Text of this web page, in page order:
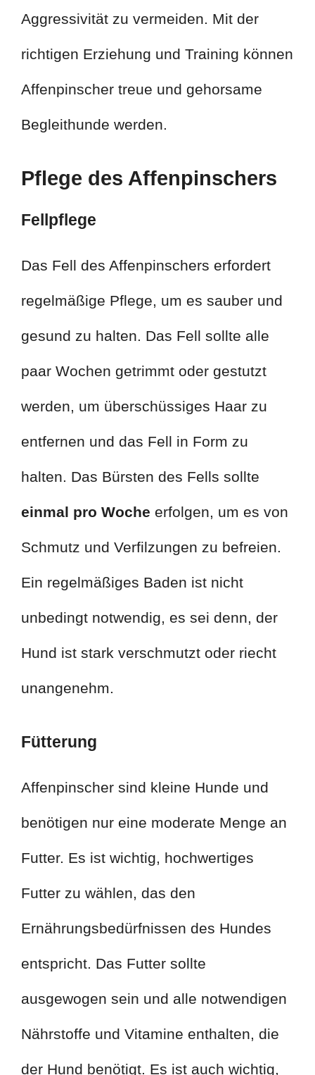
Aggressivität zu vermeiden. Mit der
richtigen Erziehung und Training können
Affenpinscher treue und gehorsame
Begleithunde werden.
Pflege des Affenpinschers
Fellpflege
Das Fell des Affenpinschers erfordert
regelmäßige Pflege, um es sauber und
gesund zu halten. Das Fell sollte alle
paar Wochen getrimmt oder gestutzt
werden, um überschüssiges Haar zu
entfernen und das Fell in Form zu
halten. Das Bürsten des Fells sollte
einmal pro Woche erfolgen, um es von
Schmutz und Verfilzungen zu befreien.
Ein regelmäßiges Baden ist nicht
unbedingt notwendig, es sei denn, der
Hund ist stark verschmutzt oder riecht
unangenehm.
Fütterung
Affenpinscher sind kleine Hunde und
benötigen nur eine moderate Menge an
Futter. Es ist wichtig, hochwertiges
Futter zu wählen, das den
Ernährungsbedürfnissen des Hundes
entspricht. Das Futter sollte
ausgewogen sein und alle notwendigen
Nährstoffe und Vitamine enthalten, die
der Hund benötigt. Es ist auch wichtig,